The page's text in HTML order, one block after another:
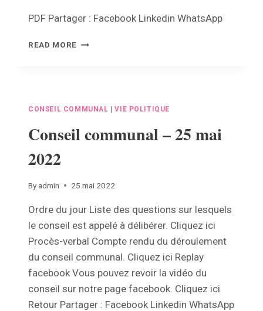
PDF Partager : Facebook Linkedin WhatsApp
READ MORE REVUE
CONSEIL COMMUNAL |VIE POLITIQUE
Conseil communal – 25 mai
2022
By admin 25 mai 2022
Ordre du jour Liste des questions sur lesquels
le conseil est appelé à délibérer. Cliquez ici
Procès-verbal Compte rendu du déroulement
du conseil communal. Cliquez ici Replay
facebook Vous pouvez revoir la vidéo du
conseil sur notre page facebook. Cliquez ici
Retour Partager : Facebook Linkedin WhatsApp